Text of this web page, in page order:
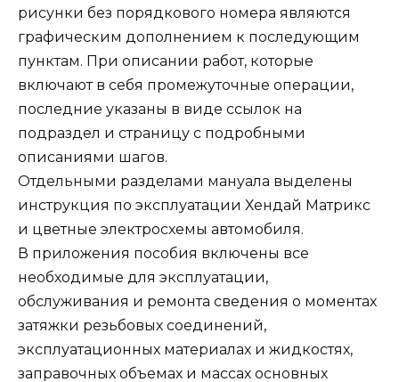
рисунки без порядкового номера являются
графическим дополнением к последующим
пунктам. При описании работ, которые
включают в себя промежуточные операции,
последние указаны в виде ссылок на
подраздел и страницу с подробными
описаниями шагов.
Отдельными разделами мануала выделены
инструкция по эксплуатации Хендай Матрикс
и цветные электросхемы автомобиля.
В приложения пособия включены все
необходимые для эксплуатации,
обслуживания и ремонта сведения о моментах
затяжки резьбовых соединений,
эксплуатационных материалах и жидкостях,
заправочных объемах и массах основных